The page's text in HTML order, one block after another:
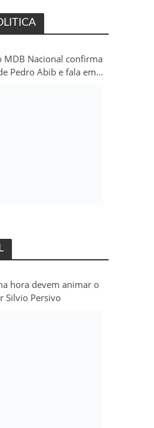
MDB Nacional confirma
Pedro Abib e fala em
hora devem animar o
Pais – Por Silvio Persivo